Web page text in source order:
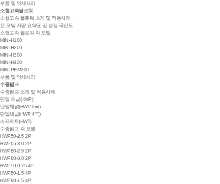
부품 및 악세사리
소형고속블로워
소형고속 블로워 소개 및 적용사례
전 모델 사양 요약표 및 성능 곡선도
소형고속 블로워 각 모델
MINI-H100
MINI-H200
MINI-H300
MINI-H400
MINI-PEM300
부품 및 악세사리
수중펌프
수중펌프 소개 및 적용사례
단일 채널(HWP)
단일채널(HWP 2극)
단일채널(HWP 4극)
스프르트(HWT)
수중펌프 각 모델
HWP50-2.5 2P
HWP65-3.0 2P
HWP80-2.5 2P
HWP80-3.0 2P
HWP50-0.75 4P
HWP50-1.5 4P
HWP80-1.5 4P